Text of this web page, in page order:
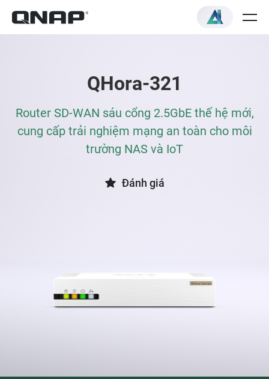
QHora-321
Router SD-WAN sáu cổng 2.5GbE thế hệ mới,
cung cấp trải nghiệm mạng an toàn cho môi
trường NAS và IoT
Đánh giá